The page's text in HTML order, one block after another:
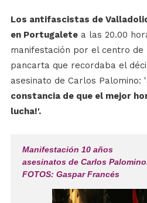
Los antifascistas de
en Portugaletea las 20.00
manifestación por el centro de
pancarta que recordaba el
asesinato de Carlos Palomino:
constancia de que el mejor
lucha!'.
Manifestación 10 años
asesinatos de Carlos
FOTOS: Gaspar Francés